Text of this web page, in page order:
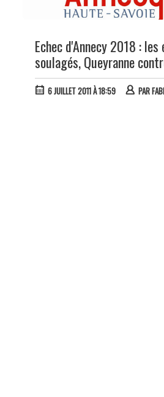
Echec d'Annecy 2018 : les
soulagés, Queyranne
6 JUILLET 2011 À 18:59 PAR